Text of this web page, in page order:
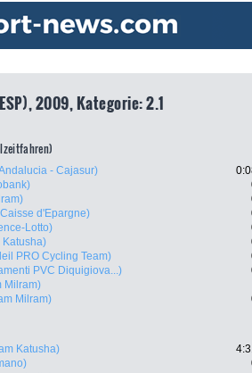
2009, Kategorie: 2.1
- Cajasur)
d'Epargne)
Lotto)
Katusha)
PRO Cycling Team)
PVC Diquigiova...)
Milram)
Milram)
Katusha)